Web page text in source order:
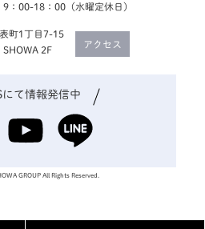
9：00-18：00（水曜定休日）
町1丁目7-15
SHOWA 2F
アクセス
にて情報発信中
GROUP All Rights Reserved.